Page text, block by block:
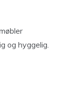
og hyggelig.